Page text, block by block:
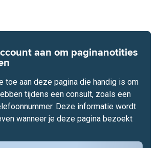
aan om paginanotities
toe aan deze pagina die handig is om
tijdens een consult, zoals een
Deze informatie wordt
wanneer je deze pagina bezoekt